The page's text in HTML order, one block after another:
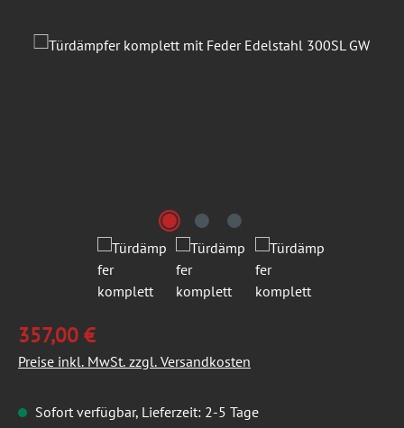
Bildergalerie überspringen
357,00 €
Preise inkl. MwSt. zzgl. Versandkosten
Sofort verfügbar, Lieferzeit: 2-5 Tage